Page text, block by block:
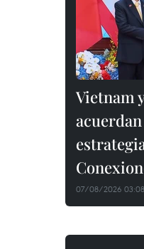
Vietnam
07/08/2026 03:08